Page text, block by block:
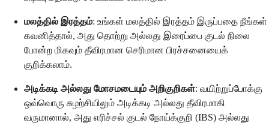
மலத்தில் இரத்தம்: உங்கள் மலத்தில் இரத்தம் இருப்பதை நீங்கள்
கவனித்தால், அது தொற்று அல்லது இரைப்பை குடல் நிலை
போன்ற மிகவும் தீவிரமான செரிமான பிரச்சனையைக்
குறிக்கலாம்.
அடிக்கடி அல்லது மோசமடையும் அறிகுறிகள்: வயிற்றுப்போக்கு
ஒவ்வொரு சுழற்சியிலும் அடிக்கடி அல்லது தீவிரமாகி
வருமானால், அது எரிச்சல் குடல் நோய்க்குறி (IBS) அல்லது